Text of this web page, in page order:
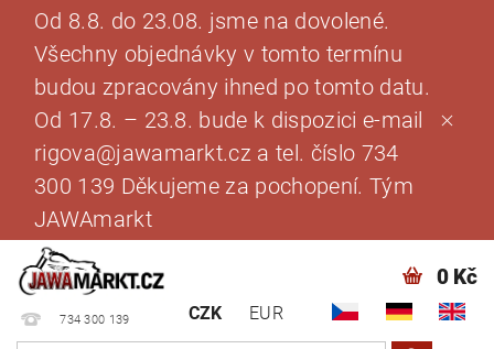
Od 8.8. do 23.08. jsme na dovolené.
Všechny objednávky v tomto termínu
budou zpracovány ihned po tomto datu.
Od 17.8. – 23.8. bude k dispozici e-mail
rigova@jawamarkt.cz a tel. číslo 734
300 139 Děkujeme za pochopení. Tým
JAWAmarkt
734 300 139 CZK EUR
0 Kč